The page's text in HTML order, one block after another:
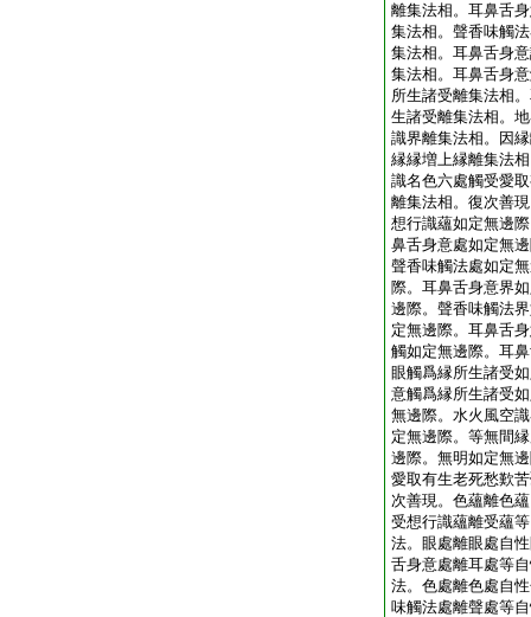
離集法相。耳鼻舌
集法相。聲香味觸
集法相。耳鼻舌身
集法相。耳鼻舌身
所生諸受離集法相
生諸受離集法相。
識界離集法相。因
縁縁増上縁離集法
識名色六處觸受愛
離集法相。復次善
想行識蘊如定無邊
鼻舌身意處如定無
聲香味觸法處如定
際。耳鼻舌身意界
邊際。聲香味觸法
定無邊際。耳鼻舌
觸如定無邊際。耳
眼觸爲縁所生諸受
意觸爲縁所生諸受
無邊際。水火風空
定無邊際。等無間
邊際。無明如定無
愛取有生老死愁歎
次善現。色蘊離色
受想行識蘊離受蘊
法。眼處離眼處自
舌身意處離耳處等
法。色處離色處自
味觸法處離聲處等